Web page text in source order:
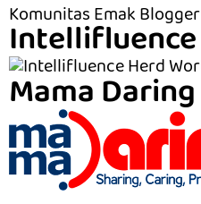
Komunitas Emak Blogger
Intellifluence
Mama Daring